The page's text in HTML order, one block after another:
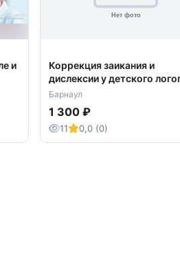
и
Коррекция заикания и
дислексии у детского
Барнаул
1 300 ₽
11 0,0 (0)